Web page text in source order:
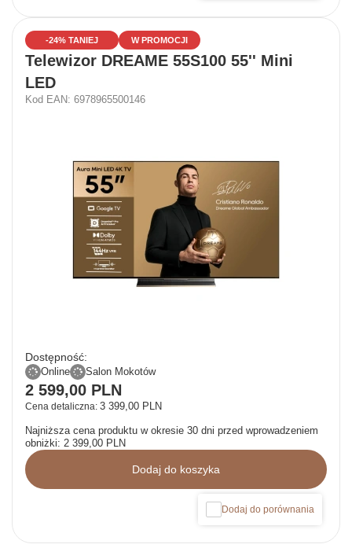
W PROMOCJI
-24% TANIEJ
Telewizor DREAME 55S100 55'' Mini
LED
Kod EAN: 6978965500146
Dostępność:
Online Salon Mokotów
Cena detaliczna: 3 399,00 PLN
2 599,00 PLN
Najniższa cena produktu w okresie 30 dni przed wprowadzeniem
obniżki: 2 399,00 PLN
Dodaj do koszyka
Dodaj do porównania